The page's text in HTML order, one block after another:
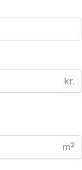
kr.
m²